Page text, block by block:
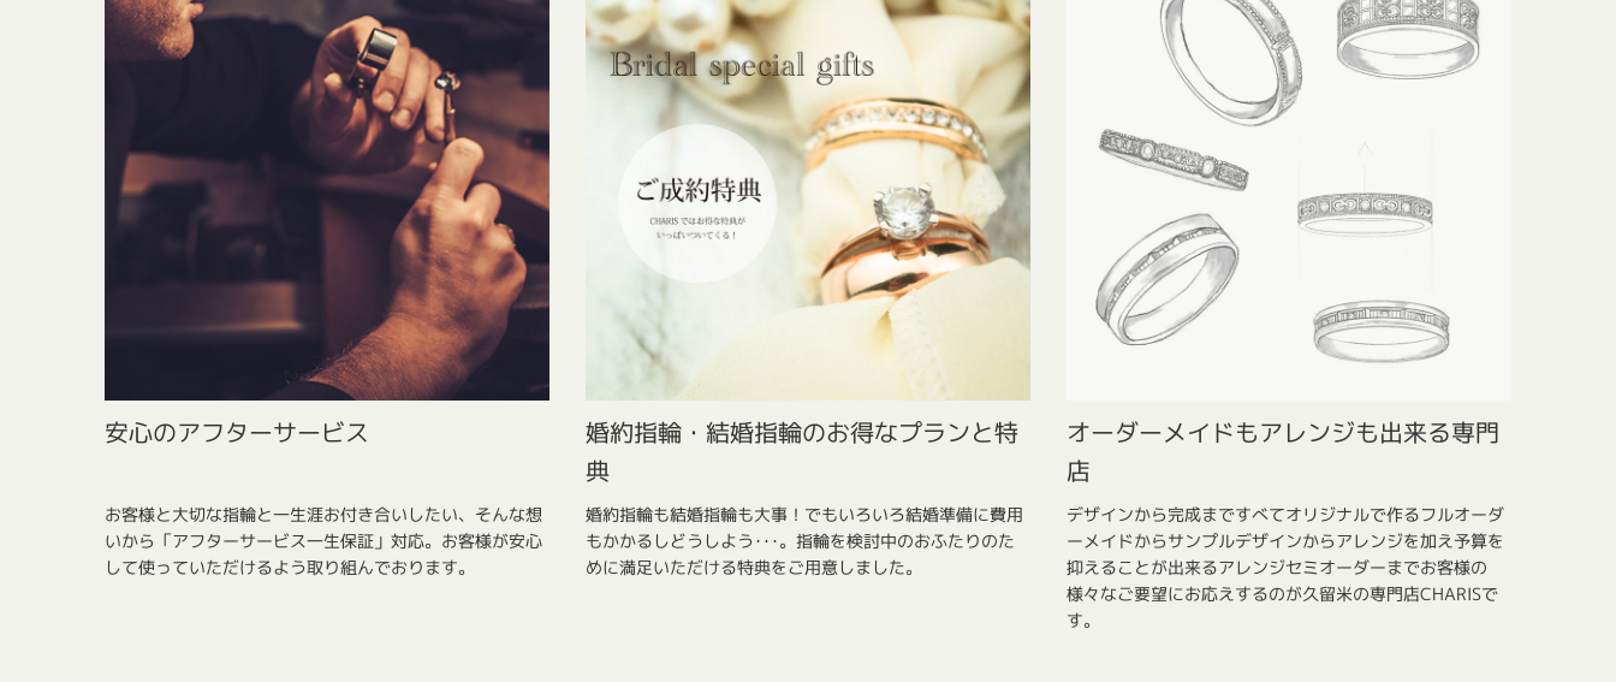
安心のアフターサービス
お客様と大切な指輪と一生涯お付き合いしたい、そんな想
いから「アフターサービス一生保証」対応。お客様が安心
して使っていただけるよう取り組んでおります。
婚約指輪・結婚指輪のお得なプランと特
典
婚約指輪も結婚指輪も大事！でもいろいろ結婚準備に費用
もかかるしどうしよう･･･。指輪を検討中のおふたりのた
めに満足いただける特典をご用意しました。
オーダーメイドもアレンジも出来る専門
店
デザインから完成まですべてオリジナルで作るフルオーダ
ーメイドからサンプルデザインからアレンジを加え予算を
抑えることが出来るアレンジセミオーダーまでお客様の
様々なご要望にお応えするのが久留米の専門店CHARISで
す。